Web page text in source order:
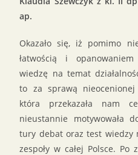
ap.
Okazało się, iż pomimo
łatwością i
wiedzę na temat
to za sprawą nieocenionej
która przekazała nam
nieustannie motywowała
tury debat oraz test wiedzy
zespoły w całej Polsce. Po